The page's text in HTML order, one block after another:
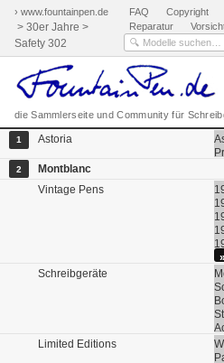
› www.fountainpen.de
> 30er Jahre >
Safety 302
FAQ Copyright
Reparatur
die Sammlerseite und Community für
1 Astoria
2
Montblanc
Vintage Pens
Schreibgeräte
Limited Editions